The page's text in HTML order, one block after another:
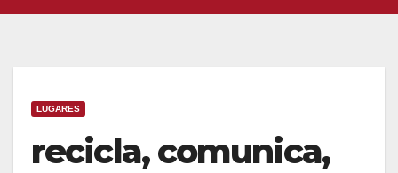
LUGARES
recicla, comunica,